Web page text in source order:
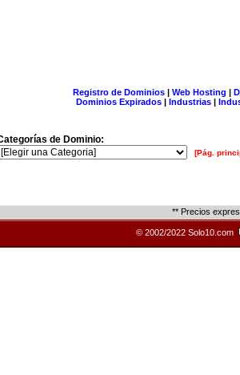
Registro de Dominios| Web Hosting |
Dominios Expirados | Industrias |
de Dominio:
[Pág.
** Precios
© 2002/2022 Solo10.com